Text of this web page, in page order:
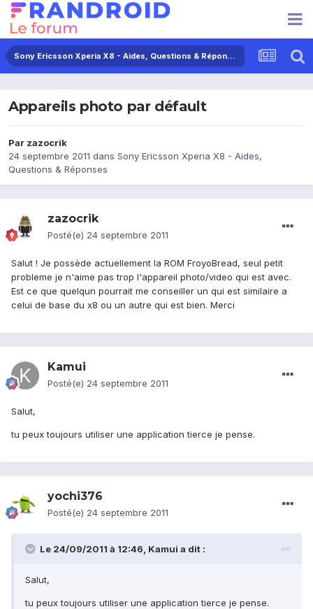
Sony Ericsson Xperia X8 - Aides, Questions & Réponses
Appareils photo par défault
Par zazocrik
24 septembre 2011 dans Sony Ericsson Xperia X8 - Aides,
Questions & Réponses
zazocrik
Posté(e) 24 septembre 2011
Salut ! Je possède actuellement la ROM FroyoBread, seul petit
probleme je n'aime pas trop l'appareil photo/video qui est avec.
Est ce que quelqun pourrait me conseiller un qui est similaire a
celui de base du x8 ou un autre qui est bien. Merci
Kamui
Posté(e) 24 septembre 2011
Salut,
tu peux toujours utiliser une application tierce je pense.
yochi376
Posté(e) 24 septembre 2011
Le 24/09/2011 à 12:46, Kamui a dit :
Salut,
tu peux toujours utiliser une application tierce je pense.